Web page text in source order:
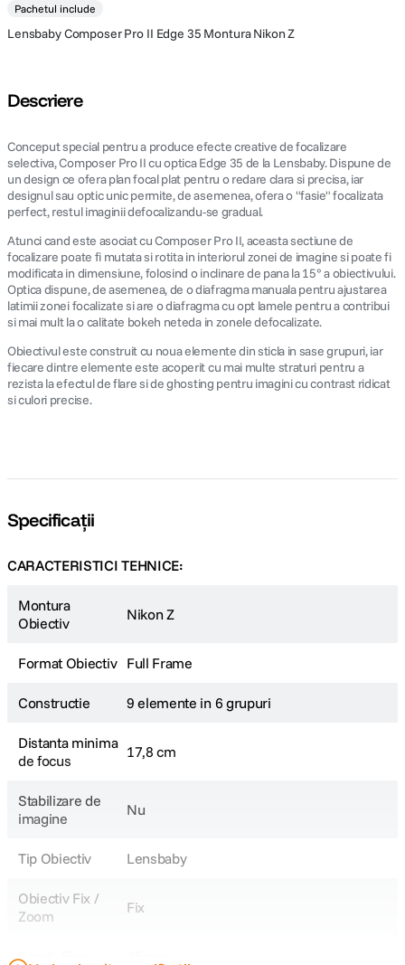
Pachetul include
Lensbaby Composer Pro II Edge 35 Montura Nikon Z
Descriere
Conceput special pentru a produce efecte creative de focalizare
selectiva, Composer Pro II cu optica Edge 35 de la Lensbaby. Dispune de
un design ce ofera plan focal plat pentru o redare clara si precisa, iar
designul sau optic unic permite, de asemenea, ofera o "fasie" focalizata
perfect, restul imaginii defocalizandu-se gradual.
Atunci cand este asociat cu Composer Pro II, aceasta sectiune de
focalizare poate fi mutata si rotita in interiorul zonei de imagine si poate fi
modificata in dimensiune, folosind o inclinare de pana la 15° a obiectivului.
Optica dispune, de asemenea, de o diafragma manuala pentru ajustarea
latimii zonei focalizate si are o diafragma cu opt lamele pentru a contribui
si mai mult la o calitate bokeh neteda in zonele defocalizate.
Obiectivul este construit cu noua elemente din sticla in sase grupuri, iar
fiecare dintre elemente este acoperit cu mai multe straturi pentru a
rezista la efectul de flare si de ghosting pentru imagini cu contrast ridicat
si culori precise.
Specificații
CARACTERISTICI TEHNICE:
Montura
Obiectiv
Nikon Z
Format Obiectiv Full Frame
Constructie 9 elemente in 6 grupuri
Distanta minima
de focus
17,8 cm
Stabilizare de
imagine
Nu
Tip Obiectiv Lensbaby
Obiectiv Fix /
Zoom
Fix
Focala Fixa